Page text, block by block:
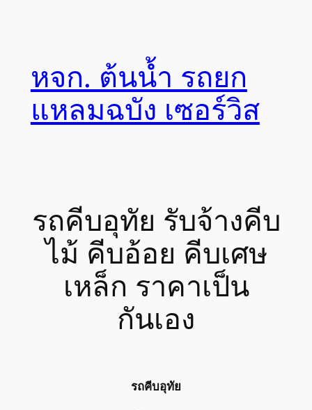
หจก. ต้นน้ำ รถยก
แหลมฉบัง เซอร์วิส
รถคีบอุทัย รับจ้างคีบ
ไม้ คีบอ้อย คีบเศษ
เหล็ก ราคาเป็น
กันเอง
รถคีบอุทัย